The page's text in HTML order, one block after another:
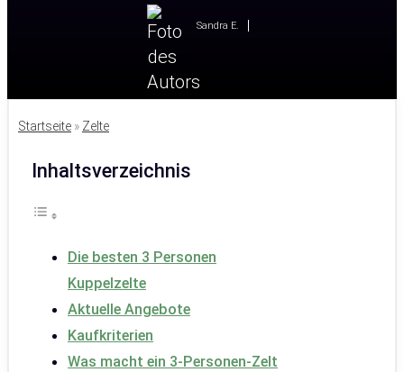
Sandra E.
Startseite » Zelte
Inhaltsverzeichnis
Die besten 3 Personen
Kuppelzelte
Aktuelle Angebote
Kaufkriterien
Was macht ein 3-Personen-Zelt